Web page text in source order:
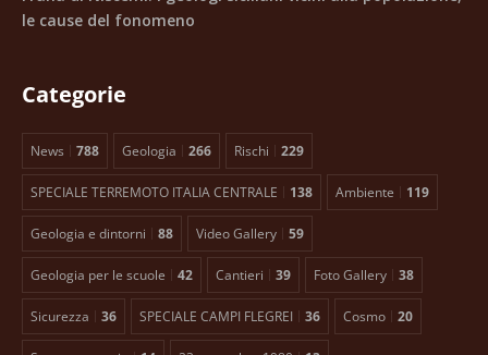
le cause del fonomeno
Categorie
News 788 Geologia 266 Rischi 229
SPECIALE TERREMOTO ITALIA CENTRALE 138 Ambiente 119
Geologia e dintorni 88 Video Gallery 59
Geologia per le scuole 42 Cantieri 39 Foto Gallery 38
Sicurezza 36 SPECIALE CAMPI FLEGREI 36 Cosmo 20